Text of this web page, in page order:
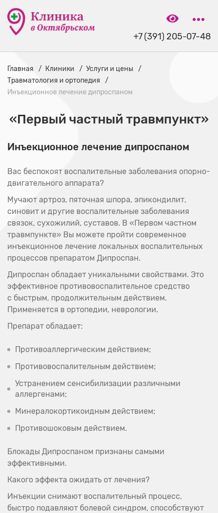
+7 (391) 205-07-48
Главная Клиники
Услуги и цены
Травматология и ортопедия
Инъекционное лечение дипроспаном
«Первый частный травмпункт»
Инъекционное лечение дипроспаном
Вас беспокоят воспалительные заболевания опорно-
двигательного аппарата?
Мучают артроз, пяточная шпора, эпикондилит,
синовит и другие воспалительные заболевания
связок, сухожилий, суставов. В «Первом частном
травмпункте» Вы можете пройти современное
инъекционное лечение локальных воспалительных
процессов препаратом Дипроспан.
Дипроспан обладает уникальными свойствами. Это
эффективное противовоспалительное средство
с быстрым, продолжительным действием.
Применяется в ортопедии, неврологии.
Препарат обладает:
Противоаллергическим действием;
Противовоспалительным действием;
Устранением сенсибилизации различными
аллергенами;
Минералокортикоидным действием;
Противошоковым действием.
Блокады Дипроспаном признаны самыми
эффективными.
Какого эффекта ожидать от лечения?
Инъекции снимают воспалительный процесс,
быстро подавляют болевой синдром, способствуют